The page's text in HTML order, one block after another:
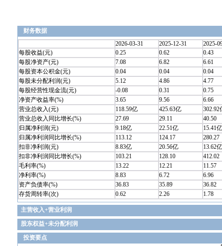
财务数据
2026-03-31
2025-12-31
2025-
每股收益(元)
0.25 0.62
0.43
每股净资产(元)
7.08 6.82
6.61
每股资本公积金(元)
0.04 0.04
0.04
每股未分配利润(元)
5.12 4.86
4.77
每股经营性现金流(元)
-0.08 0.31
0.75
净资产收益率(%)
3.65 9.56
6.66
营业总收入(元)
118.59亿 425.63亿
302.92
营业总收入同比增长(%)
27.69 29.11
40.50
归属净利润(元)
9.18亿 22.51亿
15.41亿
归属净利润同比增长(%)
113.12 124.17
280.27
扣非净利润(元)
8.83亿 20.56亿
13.62亿
扣非净利润同比增长(%)
103.21 128.10
412.02
毛利率(%)
13.22 12.21
11.57
净利率(%)
8.83 6.72
6.96
资产负债率(%)
36.83 35.89
36.82
存货周转率(次)
0.62 2.26 1.78
主营收入+营业利润
股东权益+未分配利润
投资要点